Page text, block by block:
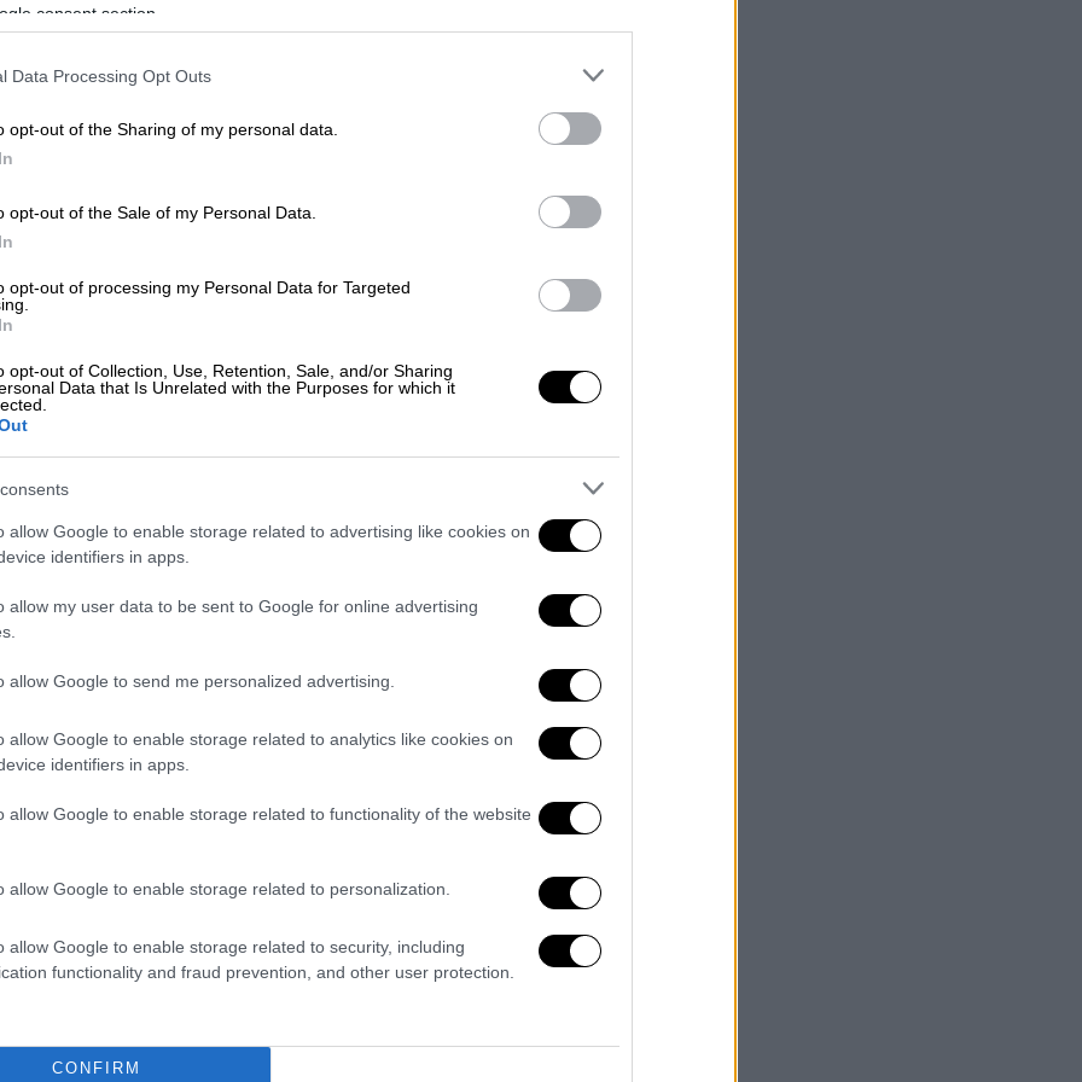
consent section.
Data Processing Opt Outs
opt-out of the Sharing of my personal data.
opt-out of the Sale of my Personal Data.
opt-out of processing my Personal Data for Targeted
opt-out of Collection, Use, Retention, Sale, and/or Sharing
Data that Is Unrelated with the Purposes for which it
allow Google to enable storage related to advertising like cookies on
identifiers in apps.
allow my user data to be sent to Google for online advertising
allow Google to send me personalized advertising.
allow Google to enable storage related to analytics like cookies on
identifiers in apps.
allow Google to enable storage related to functionality of the website
allow Google to enable storage related to personalization.
allow Google to enable storage related to security, including
functionality and fraud prevention, and other user protection.
CONFIRM
Με αφορμή το βιβλίο της
Αστυάνακτα», η Αγλαΐα Μπλιούμη
στην Ουκρανία, τη στάση του
Γερμανία
Σαν Σήμερα 16.07.2022 00:05
στρατιωτικό πραξικόπημα…
στέφει τον Ερντογάν Σουλτάνο
τους μετασεισμούς του
στρατιωτικού πραξικοπήματος του
Ιουλίου.
Ελλάδα|27.06.2022 08:00
λέει ο Ερντογάν» - «Απόβαση»
Τούρκων τουριστών στα νησιά του
Αιγαίου μετά από 2 χρόνια
Τούρκοι τουρίστες
εκατοντάδες πλημμυροπαθείς του